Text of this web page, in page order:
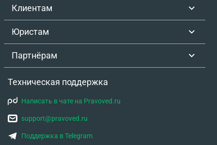
Клиентам
Юристам
Партнёрам
Техническая поддержка
Написать в чате на Pravoved.ru
support@pravoved.ru
Поддержка в Telegram